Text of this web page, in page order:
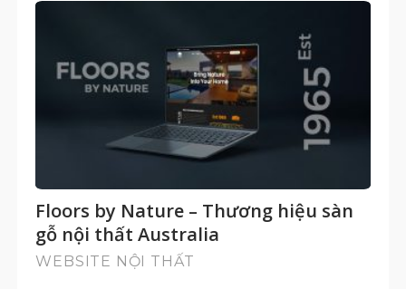
WEBSITE NỘI THẤT
Floors by Nature – Thương hiệu sàn
gỗ nội thất Australia